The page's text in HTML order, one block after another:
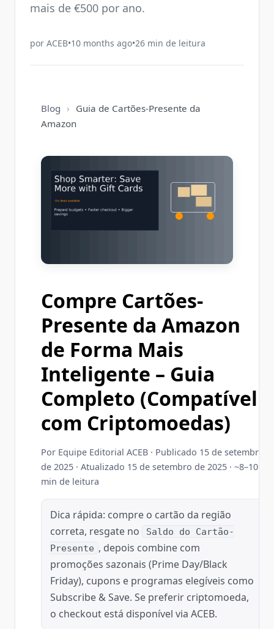
mais de €500 por ano.
por ACEB•10 months ago•26 min de leitura
Blog › Guia de Cartões-Presente da
Amazon
Compre Cartões-
Presente da Amazon
de Forma Mais
Inteligente – Guia
Completo (Compatível
com Criptomoedas)
Por Equipe Editorial ACEB· Publicado 15 de setembro
de 2025· Atualizado 15 de setembro de 2025· ~8–10
min de leitura
Dica rápida: compre o cartão da região
correta, resgate no
Saldo do Cartão-
Presente , depois combine com
promoções sazonais (Prime Day/Black
Friday), cupons e programas elegíveis como
Subscribe & Save. Se preferir criptomoeda,
o checkout está disponível via ACEB.